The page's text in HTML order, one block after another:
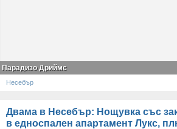
Парадизо Дриймс
Несебър
Двама в Несебър: Нощувка със
в едноспален апартамент Лукс,